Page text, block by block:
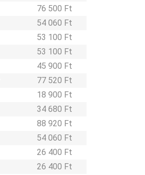
76 500 Ft
54 060 Ft
53 100 Ft
53 100 Ft
45 900 Ft
77 520 Ft
18 900 Ft
34 680 Ft
88 920 Ft
54 060 Ft
26 400 Ft
26 400 Ft